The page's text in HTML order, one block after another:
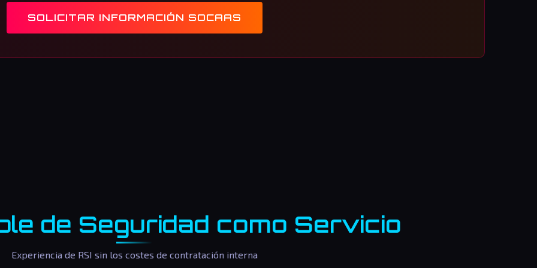
SOLICITAR INFORMACIÓN SOCAAS
de Seguridad como Servicio
Experiencia de RSI sin los costes de contratación interna